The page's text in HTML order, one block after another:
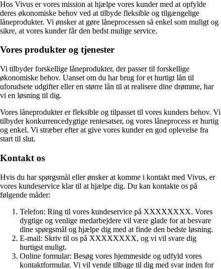
Hos Vivus er vores mission at hjælpe vores kunder med at opfylde
deres økonomiske behov ved at tilbyde fleksible og tilgængelige
låneprodukter. Vi ønsker at gøre låneprocessen så enkel som muligt og
sikre, at vores kunder får den bedst mulige service.
Vores produkter og tjenester
Vi tilbyder forskellige låneprodukter, der passer til forskellige
økonomiske behov. Uanset om du har brug for et hurtigt lån til
uforudsete udgifter eller en større lån til at realisere dine drømme, har
vi en løsning til dig.
Vores låneprodukter er fleksible og tilpasset til vores kunders behov. Vi
tilbyder konkurrencedygtige rentesatser, og vores låneprocess er hurtig
og enkel. Vi stræber efter at give vores kunder en god oplevelse fra
start til slut.
Kontakt os
Hvis du har spørgsmål eller ønsker at komme i kontakt med Vivus, er
vores kundeservice klar til at hjælpe dig. Du kan kontakte os på
følgende måder:
Telefon: Ring til vores kundeservice på XXXXXXXX. Vores
dygtige og venlige medarbejdere vil være glade for at besvare
dine spørgsmål og hjælpe dig med at finde den bedste løsning.
E-mail: Skriv til os på XXXXXXXX, og vi vil svare dig
hurtigst muligt.
Online formular: Besøg vores hjemmeside og udfyld vores
kontaktformular. Vi vil vende tilbage til dig med svar inden for